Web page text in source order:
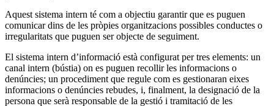
Aquest sistema intern té com a objectiu garantir que es puguen
comunicar dins de les pròpies organitzacions possibles conductes o
irregularitats que puguen ser objecte de seguiment.
El sistema intern d’informació està configurat per tres elements: un
canal intern (bústia) on es puguen recollir les informacions o
denúncies; un procediment que regule com es gestionaran eixes
informacions o denúncies rebudes, i, finalment, la designació de la
persona que serà responsable de la gestió i tramitació de les